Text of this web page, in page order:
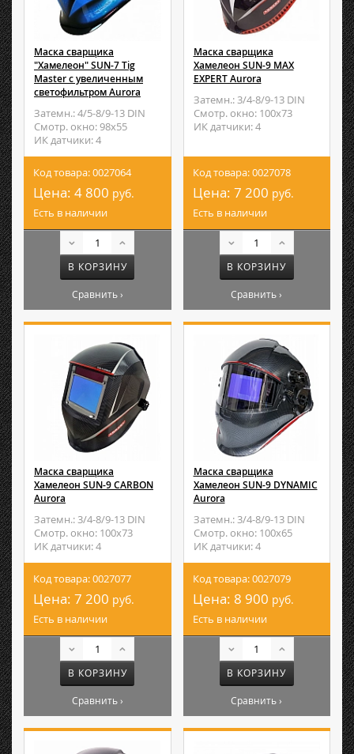
Маска сварщика
"Хамелеон" SUN-7 Tig
Master с увеличенным
светофильтром Aurora
Затемн.: 4/5-8/9-13 DIN
Смотр. окно: 98х55
ИК датчики: 4
Код товара: 0027064
Цена: 4 800 руб.
Есть в наличии
В КОРЗИНУ
Сравнить ›
Маска сварщика
Хамелеон SUN-9 MAX
EXPERT Aurora
Затемн.: 3/4-8/9-13 DIN
Смотр. окно: 100х73
ИК датчики: 4
Код товара: 0027078
Цена: 7 200 руб.
Есть в наличии
В КОРЗИНУ
Сравнить ›
Маска сварщика
Хамелеон SUN-9 CARBON
Aurora
Затемн.: 3/4-8/9-13 DIN
Смотр. окно: 100х73
ИК датчики: 4
Код товара: 0027077
Цена: 7 200 руб.
Есть в наличии
В КОРЗИНУ
Сравнить ›
Маска сварщика
Хамелеон SUN-9 DYNAMIC
Aurora
Затемн.: 3/4-8/9-13 DIN
Смотр. окно: 100х65
ИК датчики: 4
Код товара: 0027079
Цена: 8 900 руб.
Есть в наличии
В КОРЗИНУ
Сравнить ›